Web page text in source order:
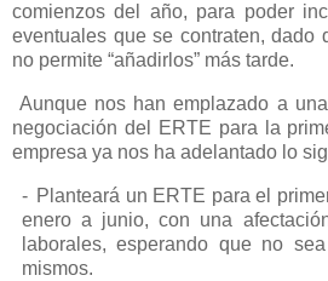
comienzos del año, para poder
eventuales que se contraten, dado
no permite “añadirlos” más tarde.
Aunque nos han emplazado a
negociación del ERTE para la
empresa ya nos ha adelantado lo
- Planteará un ERTE para el
enero a junio, con una
laborales, esperando que no
mismos.